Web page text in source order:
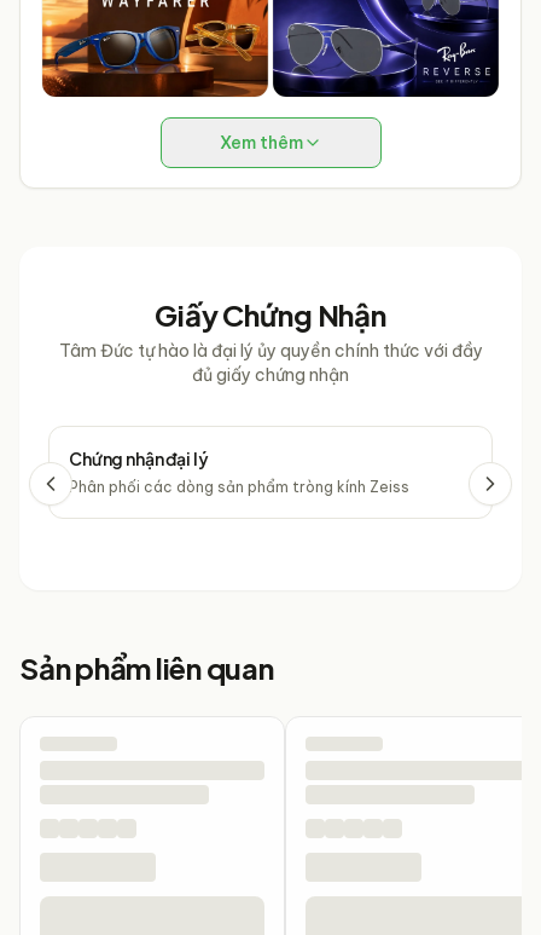
Xem thêm
Giấy Chứng Nhận
Tâm Đức tự hào là đại lý ủy quyền chính thức với đầy
đủ giấy chứng nhận
Chứng nhận đại lý
Phân phối các dòng sản phẩm tròng kính Zeiss
Sản phẩm liên quan